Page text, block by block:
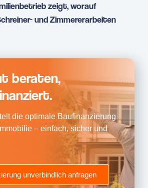
zeigt, worauf
und Zimmererarbeiten
beraten,
die optimale Baufinanzierung
– einfach, sicher und
unverbindlich anfragen